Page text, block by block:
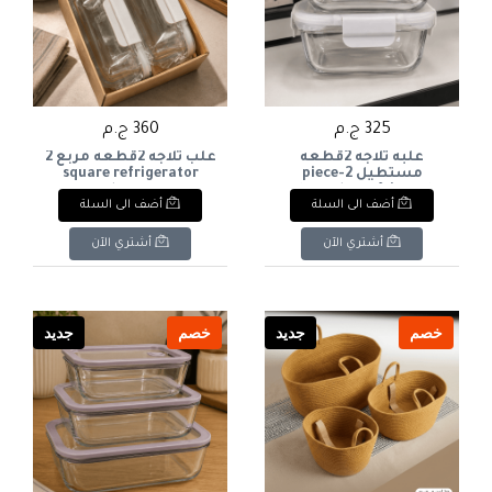
325 ج.م
علبه ثلاجه 2قطعه
مستطيل 2-piece
rectangular refrigerator
box
أضف الى السلة
أشتري الآن
360 ج.م
علب ثلاجه 2قطعه مربع 2
square refrigerator
boxes
أضف الى السلة
أشتري الآن
خصم جديد خصم جديد